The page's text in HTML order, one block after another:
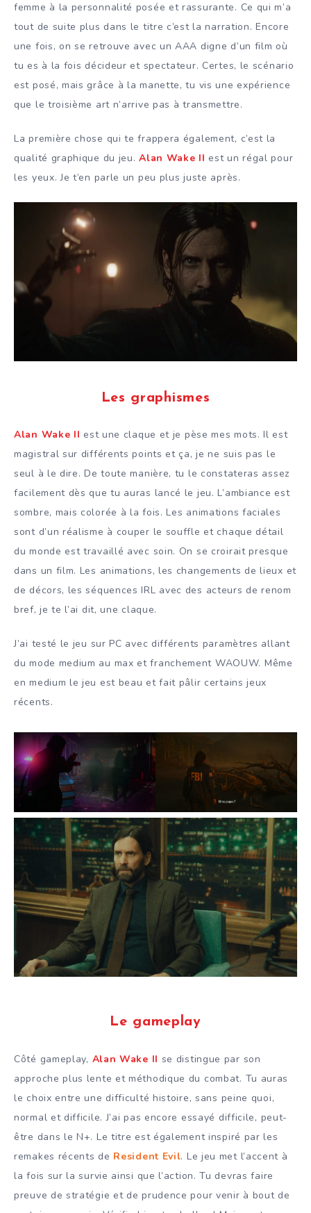
femme à la personnalité posée et rassurante. Ce qui m’a
tout de suite plus dans le titre c’est la narration. Encore
une fois, on se retrouve avec un AAA digne d’un film où
tu es à la fois décideur et spectateur. Certes, le scénario
est posé, mais grâce à la manette, tu vis une expérience
que le troisième art n’arrive pas à transmettre.
La première chose qui te frappera également, c’est la
qualité graphique du jeu.Alan Wake II est un régal pour
les yeux. Je t’en parle un peu plus juste après.
Les graphismes
Alan Wake II est une claque et je pèse mes mots. Il est
magistral sur différents points et ça, je ne suis pas le
seul à le dire. De toute manière, tu le constateras assez
facilement dès que tu auras lancé le jeu. L’ambiance est
sombre, mais colorée à la fois. Les animations faciales
sont d’un réalisme à couper le souffle et chaque détail
du monde est travaillé avec soin. On se croirait presque
dans un film. Les animations, les changements de lieux et
de décors, les séquences IRL avec des acteurs de renom
bref, je te l’ai dit, une claque.
J’ai testé le jeu sur PC avec différents paramètres allant
du mode medium au max et franchement WAOUW. Même
en medium le jeu est beau et fait pâlir certains jeux
récents.
Le gameplay
Côté gameplay, Alan Wake II se distingue par son
approche plus lente et méthodique du combat. Tu auras
le choix entre une difficulté histoire, sans peine quoi,
normal et difficile. J’ai pas encore essayé difficile, peut-
être dans le N+. Le titre est également inspiré par les
remakes récents de Resident Evil. Le jeu met l’accent à
la fois sur la survie ainsi que l’action. Tu devras faire
preuve de stratégie et de prudence pour venir à bout de